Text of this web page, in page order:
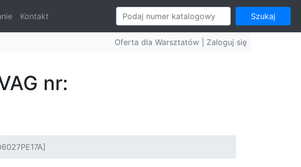
Kontakt Szukaj
Oferta dla Warsztatów | Zaloguj się
nr: